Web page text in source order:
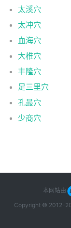
太溪穴
太冲穴
血海穴
大椎穴
丰隆穴
足三里穴
孔最穴
少商穴
本网站由
Copyright © 2012-